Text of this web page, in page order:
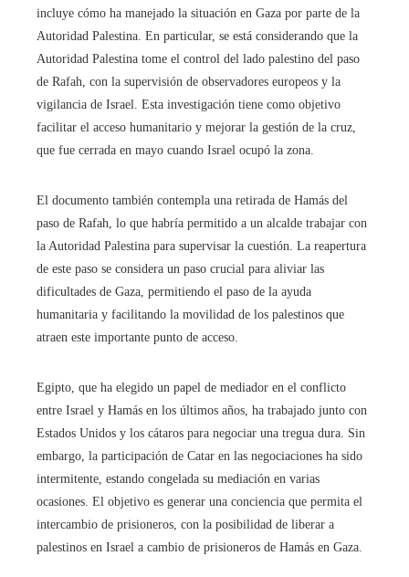
incluye cómo ha manejado la situación en Gaza por parte de la
Autoridad Palestina. En particular, se está considerando que la
Autoridad Palestina tome el control del lado palestino del paso
de Rafah, con la supervisión de observadores europeos y la
vigilancia de Israel. Esta investigación tiene como objetivo
facilitar el acceso humanitario y mejorar la gestión de la cruz,
que fue cerrada en mayo cuando Israel ocupó la zona.
El documento también contempla una retirada de Hamás del
paso de Rafah, lo que habría permitido a un alcalde trabajar con
la Autoridad Palestina para supervisar la cuestión. La reapertura
de este paso se considera un paso crucial para aliviar las
dificultades de Gaza, permitiendo el paso de la ayuda
humanitaria y facilitando la movilidad de los palestinos que
atraen este importante punto de acceso.
Egipto, que ha elegido un papel de mediador en el conflicto
entre Israel y Hamás en los últimos años, ha trabajado junto con
Estados Unidos y los cátaros para negociar una tregua dura. Sin
embargo, la participación de Catar en las negociaciones ha sido
intermitente, estando congelada su mediación en varias
ocasiones. El objetivo es generar una conciencia que permita el
intercambio de prisioneros, con la posibilidad de liberar a
palestinos en Israel a cambio de prisioneros de Hamás en Gaza.